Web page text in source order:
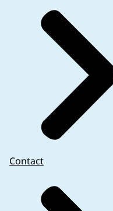
Contact